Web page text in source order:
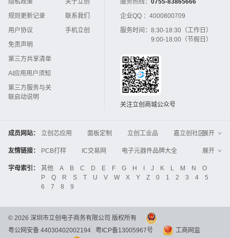
隐私政策
规则更新记录
用户协议
免责声明
第三方共享清单
AI应用用户须知
第三方服务与关
联启动说明
关于立创
联系我们
手机立创
服务热线： 0755-83865666
企业QQ ： 4000800709
服务时间： 8:30-18:30（工作日）
9:00-18:00（节假日）
关注立创商城公众号
成员网站： 立创芯应用 面板定制 立创工业品
嘉立创社区
3D打印
嘉立创FPC 嘉立创PCB
嘉立创FA
Global Website LCSC
ZXHPCB
展开
友情链接： PCB打样 IC交易网
电子元器件品牌大全
中国IC网
智能电网 机电设备
电子工程网
晶振
电子技术应用 21icsearch
电子展
工业品采购
IC电子网 锂电池
集成灶
中国机床商务网
DFRobot开源硬件商城
展开
字母索引： 其他 A B C D E F G H J K L M N
O
P
Q R S T U V W X Y Z 0 1 2 3 4
5
6
7 8 9
© 2026 深圳市立创电子商务有限公司 版权所有
粤公网安备 44030402002194
粤ICP备13005967号 工商网监